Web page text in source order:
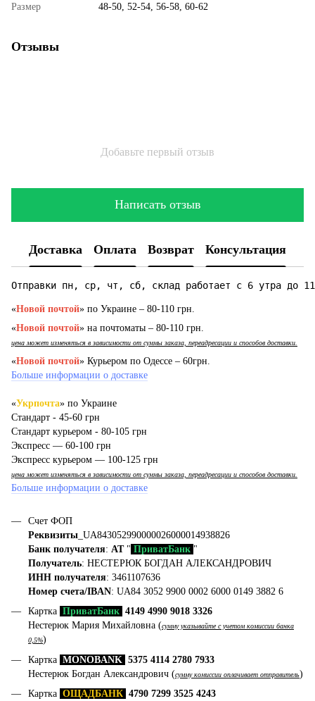
Размер
48-50, 52-54, 56-58, 60-62
Отзывы
Добавьте первый отзыв
Написать отзыв
Доставка Оплата Возврат Консультация
Отправки пн, ср, чт, сб, склад работает с 6 утра до
«Новой почтой» по Украине – 80-110 грн.
«Новой почтой» на почтоматы – 80-110 грн.
цена может изменяться в зависимости от суммы заказа, переадресации и способов доставки.
«Новой почтой» Курьером по Одессе – 60грн.
Больше информации о доставке
«Укрпочта» по Украине
Стандарт - 45-60 грн
Стандарт курьером - 80-105 грн
Экспресс — 60-100 грн
Экспресс курьером — 100-125 грн
цена может изменяться в зависимости от суммы заказа, переадресации и способов доставки.
Больше информации о доставке
Счет ФОП
Реквизиты _UA843052990000026000014938826
Банк получателя: АТ" ПриватБанк "
Получатель: НЕСТЕРЮК БОГДАН АЛЕКСАНДРОВИЧ
ИНН получателя: 3461107636
Номер счета/IBAN: UA84 3052 9900 0002 6000 0149 3882 6
Картка ПриватБанк 4149 4990 9018 3326
Нестерюк Мария Михайловна (сумму указывайте с учетом комиссии банка
0,5%)
Картка MONOBANK 5375 4114 2780 7933
Нестерюк Богдан Александрович (сумму комиссии оплачивает отправитель)
Картка ОЩАДБАНК 4790 7299 3525 4243